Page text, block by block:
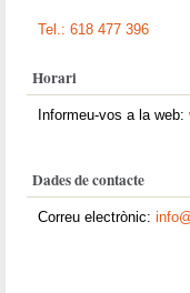
Tel.: 618 477 396
Horari
Informeu-vos a la web:
Dades de contacte
Correu electrònic: